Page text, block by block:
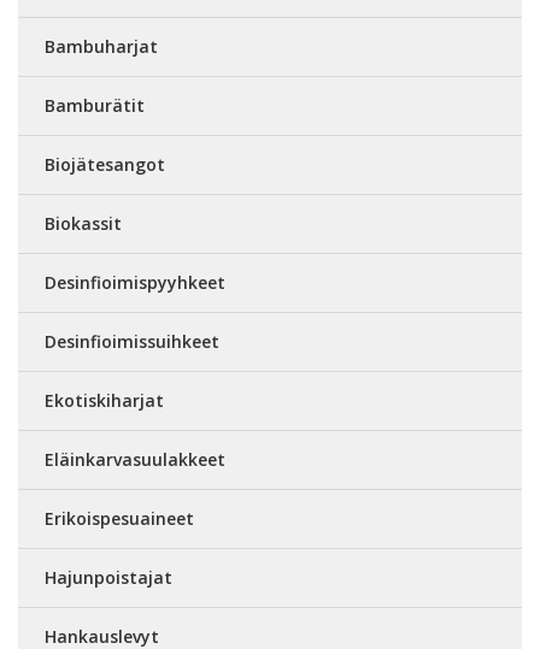
Bambuharjat
Bamburätit
Biojätesangot
Biokassit
Desinfioimispyyhkeet
Desinfioimissuihkeet
Ekotiskiharjat
Eläinkarvasuulakkeet
Erikoispesuaineet
Hajunpoistajat
Hankauslevyt